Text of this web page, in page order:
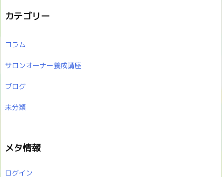
カテゴリー
コラム
サロンオーナー養成講座
ブログ
未分類
メタ情報
ログイン